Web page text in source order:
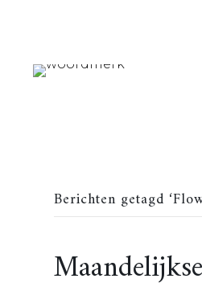
Berichten getagd